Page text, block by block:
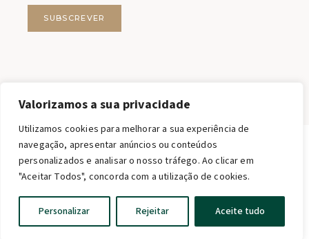
Valorizamos a sua privacidade
Utilizamos cookies para melhorar a sua experiência de
navegação, apresentar anúncios ou conteúdos
personalizados e analisar o nosso tráfego. Ao clicar em
"Aceitar Todos", concorda com a utilização de cookies.
Personalizar Rejeitar Aceite tudo
SUBSCREVER
FILSTONE – COMÉRCIO DE ROCHAS S.A.
FILSTONE®2026 TODOS OS DIREITOS RESERVADOS.
English